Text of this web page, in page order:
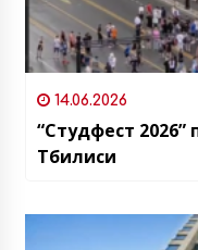
14.06.2026
“Студфест 2026”
Тбилиси